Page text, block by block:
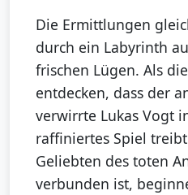
Die Ermittlungen
durch ein Labyrinth
frischen Lügen. Als
entdecken, dass der
verwirrte Lukas Vogt
raffiniertes Spiel
Geliebten des toten
verbunden ist,